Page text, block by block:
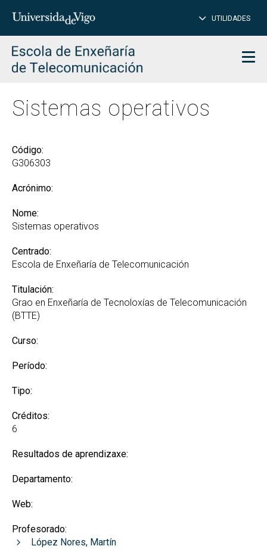
Introduce
para
buscar
UTILIDADES
Sistemas operativos
Código:
G306303
Acrónimo:
Nome:
Sistemas operativos
Centrado:
Escola de Enxeñaría de Telecomunicación
Titulación:
Grao en Enxeñaría de Tecnoloxías de Telecomunicación
(BTTE)
Curso:
Período:
Tipo:
Créditos:
6
Resultados de aprendizaxe:
Departamento:
Web:
Profesorado:
López Nores, Martín